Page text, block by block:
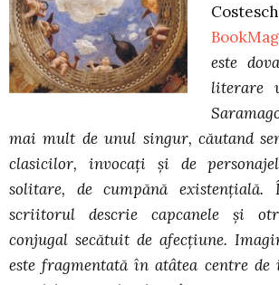
este
literare
mai mult de unul singur, căutand
clasicilor, invocaţi şi de
solitare, de cumpănă existenţială.
scriitorul descrie capcanele şi
conjugal secătuit de afecţiune.
este fragmentată în atâtea centre de